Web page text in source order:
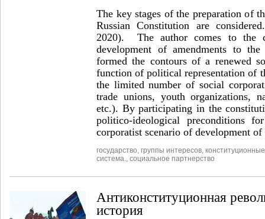
The key stages of the preparation of
Russian Constitution are
2020). The author comes to the
development of amendments to
formed the contours of a renewed
function of political representation of
the limited number of social
trade unions, youth organizations,
etc.). By participating in the
politico-ideological preconditions
corporatist scenario of development
государство группы интересов
система.
социальное партнерство
Антиконституционная
история